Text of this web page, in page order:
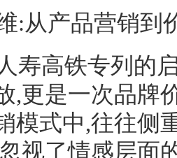
:从产品营销到
寿高铁专列的
,更是一次品牌
模式中,往往侧
视了情感层面